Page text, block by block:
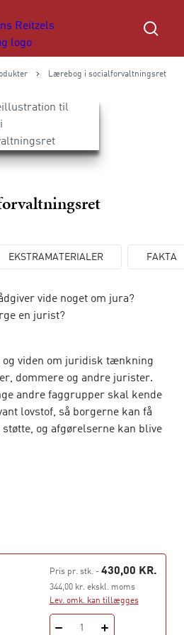
Lærebog i socialforvaltningsret
EKSTRAMATERIALER FAKTA
vide noget om jura?
en jurist?
og viden om juridisk tænkning
dommere og andre jurister.
andre faggrupper skal kende
lovstof, så borgerne kan få
og afgørelserne kan blive
den nye studerende. Denne
at vække de studerendes
på faget socialforvaltningsret.
til offentlig ret, som er
Pris pr. stk.- 430,00 KR.
344,00 kr. ekskl. moms
Lev. omk. kan tillægges
1